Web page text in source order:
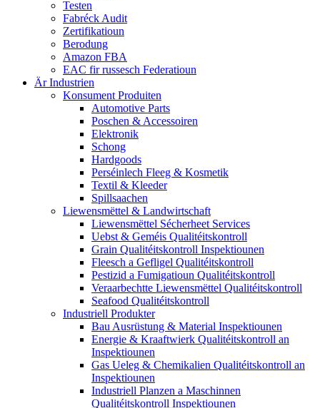
Testen
Fabréck Audit
Zertifikatioun
Berodung
Amazon FBA
EAC fir russesch Federatioun
Är Industrien
Konsument Produiten
Automotive Parts
Poschen & Accessoiren
Elektronik
Schong
Hardgoods
Perséinlech Fleeg & Kosmetik
Textil & Kleeder
Spillsaachen
Liewensmëttel & Landwirtschaft
Liewensmëttel Sécherheet Services
Uebst & Geméis Qualitéitskontroll
Grain Qualitéitskontroll Inspektiounen
Fleesch a Gefligel Qualitéitskontroll
Pestizid a Fumigatioun Qualitéitskontroll
Veraarbechtte Liewensmëttel Qualitéitskontroll
Seafood Qualitéitskontroll
Industriell Produkter
Bau Ausrüstung & Material Inspektiounen
Energie & Kraaftwierk Qualitéitskontroll an
Inspektiounen
Gas Ueleg & Chemikalien Qualitéitskontroll an
Inspektiounen
Industriell Planzen a Maschinnen
Qualitéitskontroll Inspektiounen